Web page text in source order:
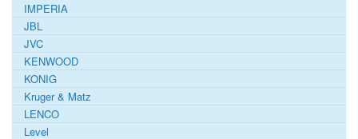
IMPERIA
JBL
JVC
KENWOOD
KONIG
Kruger & Matz
LENCO
Level